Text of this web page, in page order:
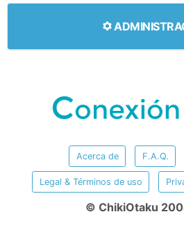
Acerca de F.A.Q.
Legal & Términos de uso
© ChikiOtaku